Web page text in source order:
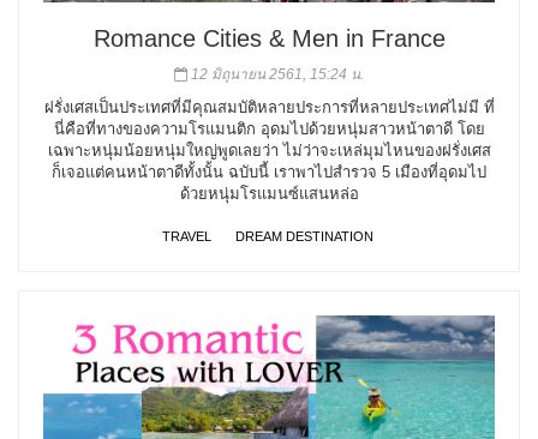
Romance Cities & Men in France
12 มิถุนายน 2561, 15:24 น.
ฝรั่งเศสเป็นประเทศที่มีคุณสมบัติหลายประการที่หลายประเทศไม่มี ที่
นี่คือที่ทางของความโรแมนติก อุดมไปด้วยหนุ่มสาวหน้าตาดี โดย
เฉพาะหนุ่มน้อยหนุ่มใหญ่พูดเลยว่า ไม่ว่าจะเหล่มุมไหนของฝรั่งเศส
ก็เจอแต่คนหน้าตาดีทั้งนั้น ฉบับนี้ เราพาไปสำรวจ 5 เมืองที่อุดมไป
ด้วยหนุ่มโรแมนซ์แสนหล่อ
TRAVEL DREAM DESTINATION